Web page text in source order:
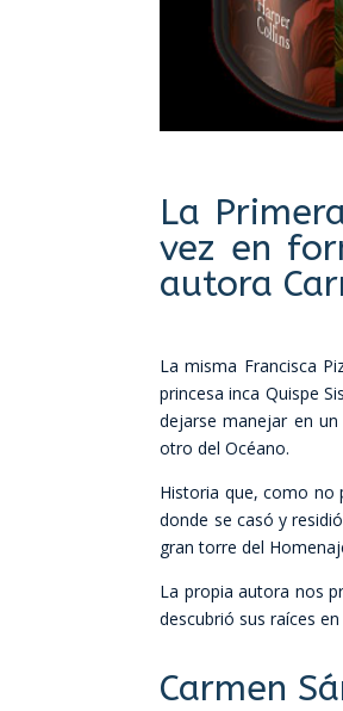
La
vez en
autora
La misma Francisca
princesa inca Quispe
dejarse manejar en
otro del Océano.
Historia que, como no
donde se casó y
gran torre del
La propia autora nos
descubrió sus raíces
Carmen